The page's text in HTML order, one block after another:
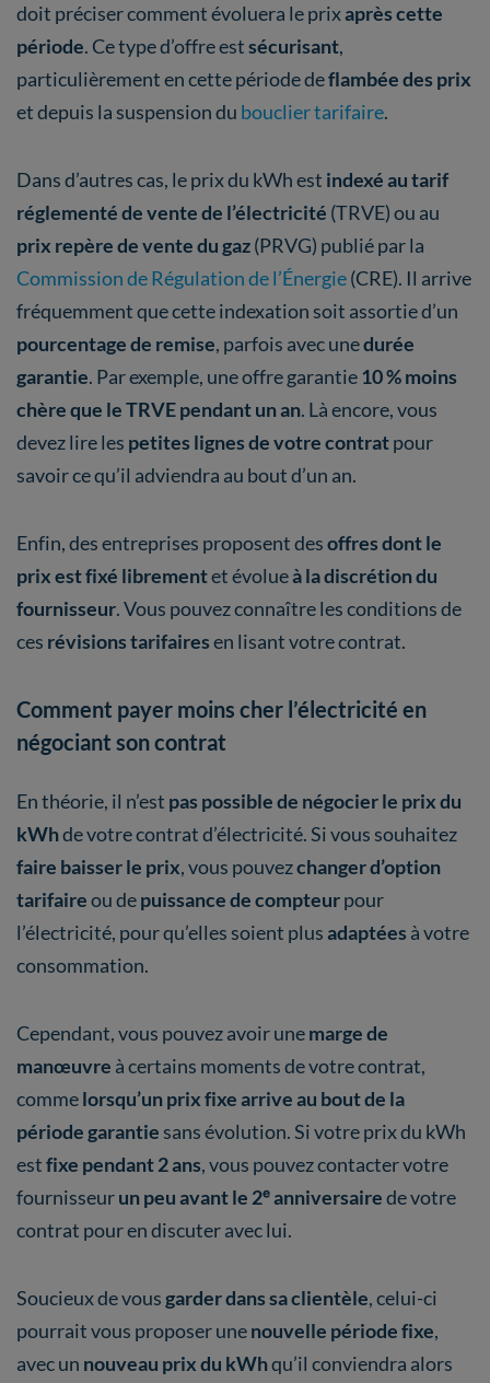
doit préciser comment évoluera le prixaprès cette
période. Ce type d’offre estsécurisant,
particulièrement en cette période deflambée des prix
et depuis la suspension du bouclier tarifaire.
Dans d’autres cas, le prix du kWh est indexé au tarif
réglementé de vente de l’électricité (TRVE) ou au
prix repère de vente du gaz(PRVG) publié par la
Commission de Régulation de l’Énergie(CRE). Il arrive
fréquemment que cette indexation soit assortie d’un
pourcentage de remise, parfois avec unedurée
garantie. Par exemple, une offre garantie10 % moins
chère que le TRVE pendant un an. Là encore, vous
devez lire les petites lignes de votre contratpour
savoir ce qu’il adviendra au bout d’un an.
Enfin, des entreprises proposent desoffres dont le
prix est fixé librementet évolueà la discrétion du
fournisseur. Vous pouvez connaître les conditions de
ces révisions tarifairesen lisant votre contrat.
Comment payer moins cher l’électricité en
négociant son contrat
En théorie, il n’est pas possible de négocier le prix du
kWhde votre contrat d’électricité. Si vous souhaitez
faire baisser le prix, vous pouvezchanger d’option
tarifaireou depuissance de compteurpour
l’électricité, pour qu’elles soient plusadaptées à votre
consommation.
Cependant, vous pouvez avoir unemarge de
manœuvre à certains moments de votre contrat,
commelorsqu’un prix fixe arrive au bout de la
période garantie sans évolution. Si votre prix du kWh
estfixe pendant 2 ans, vous pouvez contacter votre
fournisseurun peu avant le 2ᵉ anniversairede votre
contrat pour en discuter avec lui.
Soucieux de vousgarder dans sa clientèle, celui-ci
pourrait vous proposer unenouvelle période fixe,
avec un nouveau prix du kWhqu’il conviendra alors